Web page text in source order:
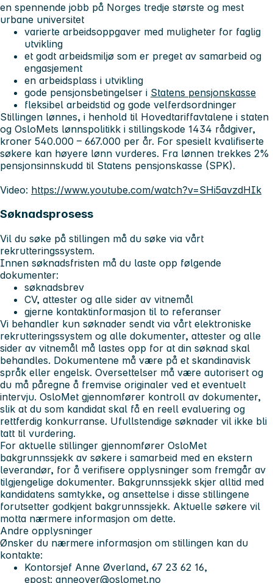
en spennende jobb på Norges tredje største og mest
urbane universitet
varierte arbeidsoppgaver med muligheter for faglig
utvikling
et godt arbeidsmiljø som er preget av samarbeid og
engasjement
en arbeidsplass i utvikling
gode pensjonsbetingelser i Statens pensjonskasse
fleksibel arbeidstid og gode velferdsordninger
Stillingen lønnes, i henhold til Hovedtariffavtalene i staten
og OsloMets lønnspolitikk i stillingskode 1434 rådgiver,
kroner 540.000 – 667.000 per år. For spesielt kvalifiserte
søkere kan høyere lønn vurderes. Fra lønnen trekkes 2%
pensjonsinnskudd til Statens pensjonskasse (SPK).
Video: https://www.youtube.com/watch?v=SHi5avzdHIk
Søknadsprosess
Vil du søke på stillingen må du søke via vårt
rekrutteringssystem.
Innen søknadsfristen må du laste opp følgende
dokumenter:
søknadsbrev
CV, attester og alle sider av vitnemål
gjerne kontaktinformasjon til to referanser
Vi behandler kun søknader sendt via vårt elektroniske
rekrutteringssystem og alle dokumenter, attester og alle
sider av vitnemål må lastes opp for at din søknad skal
behandles. Dokumentene må være på et skandinavisk
språk eller engelsk. Oversettelser må være autorisert og
du må påregne å fremvise originaler ved et eventuelt
intervju. OsloMet gjennomfører kontroll av dokumenter,
slik at du som kandidat skal få en reell evaluering og
rettferdig konkurranse. Ufullstendige søknader vil ikke bli
tatt til vurdering.
For aktuelle stillinger gjennomfører OsloMet
bakgrunnssjekk av søkere i samarbeid med en ekstern
leverandør, for å verifisere opplysninger som fremgår av
tilgjengelige dokumenter. Bakgrunnssjekk skjer alltid med
kandidatens samtykke, og ansettelse i disse stillingene
forutsetter godkjent bakgrunnssjekk. Aktuelle søkere vil
motta nærmere informasjon om dette.
Andre opplysninger
Ønsker du nærmere informasjon om stillingen kan du
kontakte:
Kontorsjef Anne Øverland, 67 23 62 16,
epost: anneover@oslomet.no